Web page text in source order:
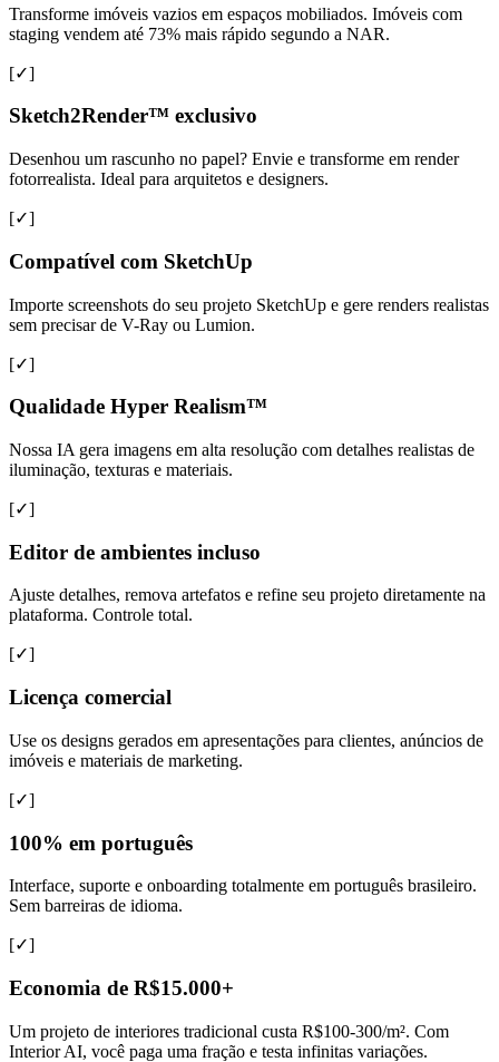
Transforme imóveis vazios em espaços mobiliados. Imóveis com
staging vendem até 73% mais rápido segundo a NAR.
[✓]
Sketch2Render™ exclusivo
Desenhou um rascunho no papel? Envie e transforme em render
fotorrealista. Ideal para arquitetos e designers.
[✓]
Compatível com SketchUp
Importe screenshots do seu projeto SketchUp e gere renders realistas
sem precisar de V-Ray ou Lumion.
[✓]
Qualidade Hyper Realism™
Nossa IA gera imagens em alta resolução com detalhes realistas de
iluminação, texturas e materiais.
[✓]
Editor de ambientes incluso
Ajuste detalhes, remova artefatos e refine seu projeto diretamente na
plataforma. Controle total.
[✓]
Licença comercial
Use os designs gerados em apresentações para clientes, anúncios de
imóveis e materiais de marketing.
[✓]
100% em português
Interface, suporte e onboarding totalmente em português brasileiro.
Sem barreiras de idioma.
[✓]
Economia de R$15.000+
Um projeto de interiores tradicional custa R$100-300/m². Com
Interior AI, você paga uma fração e testa infinitas variações.